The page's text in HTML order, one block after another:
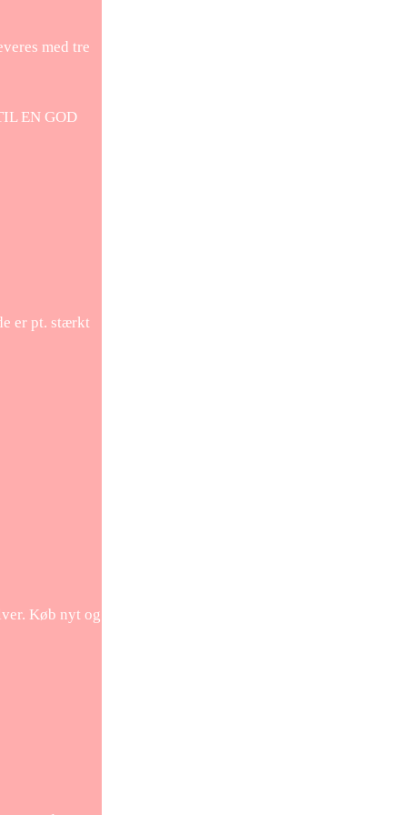
med tre
EN GOD
er pt. stærkt
Køb nyt og